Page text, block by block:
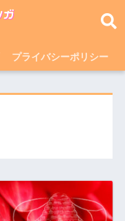
プライバシーポリシー